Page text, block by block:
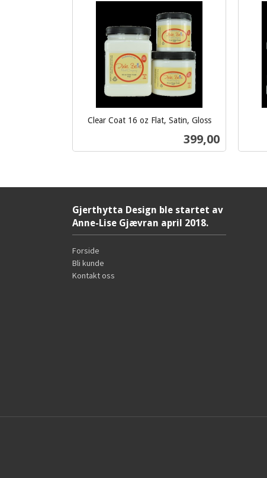
Clear Coat 16 oz Flat, Satin, Gloss
Pris
399,00
Gjerthytta Design ble startet av
Anne-Lise Gjævran april 2018.
Forside
Bli kunde
Kontakt oss